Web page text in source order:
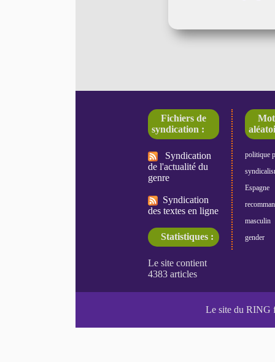
Fichiers de
syndication :
Syndication
de l'actualité du
genre
Syndication
des textes en ligne
Statistiques :
politique
Espagne
masculin
gender
Le site du RING